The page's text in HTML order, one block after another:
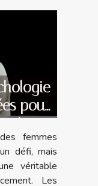
pour
femmes
défi, mais
véritable
Les